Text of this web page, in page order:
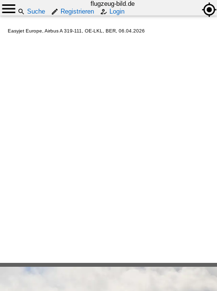
flugzeug-bild.de
Suche
Registrieren Login
Easyjet Europe, Airbus A 319-111, OE-LKL, BER, 06.04.2026